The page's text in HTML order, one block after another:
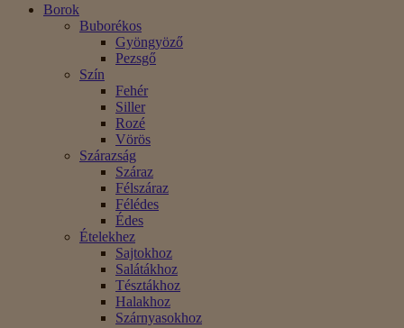
Borok
Buborékos
Gyöngyöző
Pezsgő
Szín
Fehér
Siller
Rozé
Vörös
Szárazság
Száraz
Félszáraz
Félédes
Édes
Ételekhez
Sajtokhoz
Salátákhoz
Tésztákhoz
Halakhoz
Szárnyasokhoz